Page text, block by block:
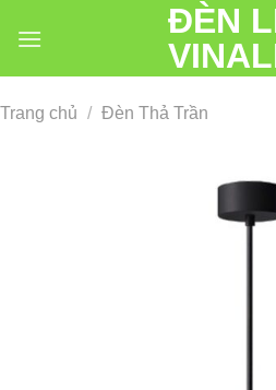
đến
ĐÈN
Trang chủ / Đèn Thả Trần